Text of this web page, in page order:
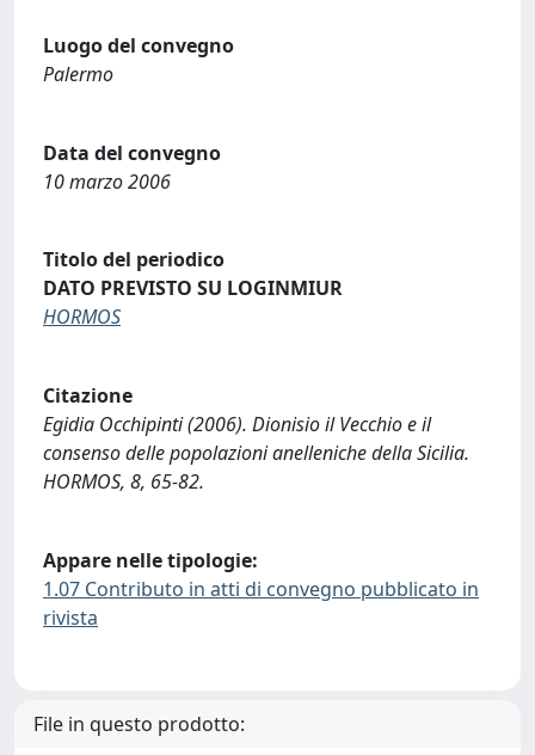
Luogo del convegno
Palermo
Data del convegno
10 marzo 2006
Titolo del periodico
DATO PREVISTO SU LOGINMIUR
HORMOS
Citazione
Egidia Occhipinti (2006). Dionisio il Vecchio e il
consenso delle popolazioni anelleniche della Sicilia.
HORMOS, 8, 65-82.
Appare nelle tipologie:
1.07 Contributo in atti di convegno pubblicato in
rivista
File in questo prodotto: